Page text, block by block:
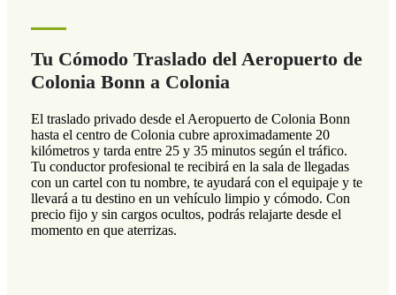
Tu Cómodo Traslado del Aeropuerto de
Colonia Bonn a Colonia
El traslado privado desde el Aeropuerto de Colonia Bonn
hasta el centro de Colonia cubre aproximadamente 20
kilómetros y tarda entre 25 y 35 minutos según el tráfico.
Tu conductor profesional te recibirá en la sala de llegadas
con un cartel con tu nombre, te ayudará con el equipaje y te
llevará a tu destino en un vehículo limpio y cómodo. Con
precio fijo y sin cargos ocultos, podrás relajarte desde el
momento en que aterrizas.